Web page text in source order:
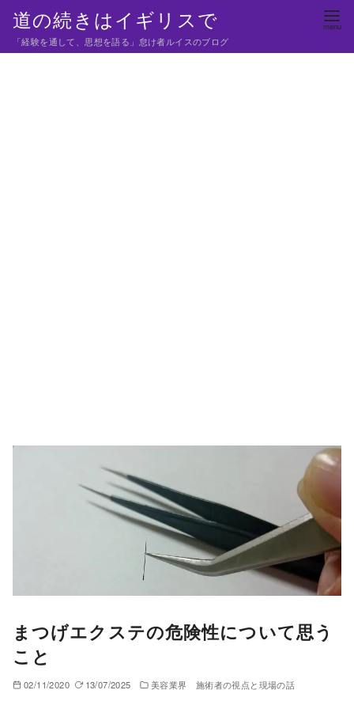
テ
道の続きはイギリスで
「経験を通して、思想を語る」怠け者ルイスのブログ
まつげエクステの危険性について思う
こと
02/11/2020 13/07/2025 美容業界 施術者の視点と現場の話